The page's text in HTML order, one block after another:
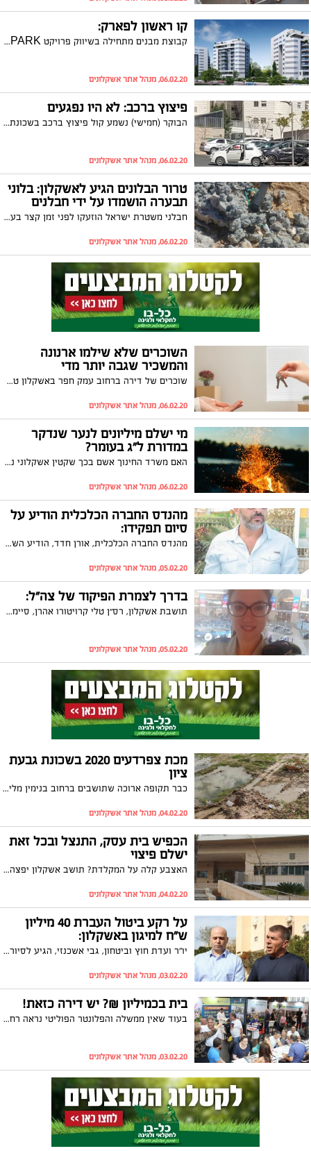
קו ראשון לפארק:
קבוצת מבנים מתחילה בשיווק פרויקט HOME PARK של החברה בעיר היין באשקלון. הבניה החלה
06.02.20, מנהל אתר אשקלונים
פיצוץ ברכב: לא היו נפגעים
הבוקר (חמישי) נשמע קול פיצוץ ברכב בשכונת ברנע. בעקבות זאת פרצה שריפה במקום, לא דווח על נפגעים
06.02.20, מנהל אתר אשקלונים
טרור הבלונים הגיע לאשקלון: בלוני
תבערה הושמדו על ידי חבלנים
חבלני משטרת ישראל הוזעקו לפני זמן קצר בעקבות בלונים חשודים שאותרו הבוקר (חמישי) בשטח פתוח באשקלון. אל הבלונים היה מחובר חפץ חשוד והתברר כי הם בלוני תבערה שהופרחו מכיוון רצועת עזה. פיצוץ עז נשמע באזור
06.02.20, מנהל אתר אשקלונים
השוכרים שלא שילמו ארנונה
והמשכיר שגבה יותר מדי
שוכרים של דירה ברחוב עמק חפר באשקלון טענו כי היא נמסרה להם כשהיא לא ראויה למגורים, בעל הדירה טען שהם לא שילמו ארנונה - מה פסק בית המשפט?
06.02.20, מנהל אתר אשקלונים
מי ישלם מיליונים לנער שנדקר
במדורת ל"ג בעומר?
האם משרד החינוך אשם בכך שקטין אשקלוני נדקר במהלך מדורת ל"ג בעומר בעיר? בית המשפט העליון הכריע לאחרונה בסוגיה יוצאת הדופן
06.02.20, מנהל אתר אשקלונים
מהנדס החברה הכלכלית הודיע על
סיום תפקידו:
מהנדס החברה הכלכלית, אורן חדד, הודיע השבוע על כוונתו לסיים את תפקידו בחודש אפריל הקרוב, זאת לאחר תשע שנים בתפקיד
05.02.20, מנהל אתר אשקלונים
בדרך לצמרת הפיקוד של צה"ל:
תושבת אשקלון, רס״ן טלי קרויטורו אהרן, סיימה בהצטיינות קורס פיקוד בכיר ותהיה האישה הראשונה בצה"ל שמקבלת את הפיקוד על יחידה מבצעית סגורה במנהל האזרחי בגזרת בית לחם. על המורכבות בזמן הסלמה בדרום כשהיא בבסיס וילדיה בממ"ד היא אומרת: "זהו אירוע מורכב המלווה בתחושות קשות כאמא, אך למזלי יש לי בעל מדהים שתופס את הפיקוד בבית ומגן על ילדינו בעוד אני נשארת בגזרה״
05.02.20, מנהל אתר אשקלונים
מכת צפרדעים 2020 בשכונת גבעת
ציון
כבר תקופה ארוכה שתושבים ברחוב בנימין מלינים על קרקורים מחרישי אוזניים בשעות הלילה. העירייה: "הצפרדעים משתייכים לקבוצת בעלי החיים המוגנים"
04.02.20, מנהל אתר אשקלונים
הכפיש בית עסק, התנצל ובכל זאת
ישלם פיצוי
האצבע קלה על המקלדת? תושב אשקלון יפצה מוכרת של בית עסק מוכר בעיר לאחר שפרסם פוסט מכפיש ברשת החברתית פייסבוק על השירות שקיבל במקום
04.02.20, מנהל אתר אשקלונים
על רקע ביטול העברת 40 מיליון
ש"ח למיגון באשקלון:
יו"ר ועדת חוץ וביטחון, גבי אשכנזי, הגיע לסיור בעיר בליווי המשנה לראש העיר, איתי סהר, ואמר כי יפעל לביטול ההחלטה בהקדם האפשרי שכן אם "הממשלה לא מספקת ביטחון, היא מחויבת לספק הגנה"
03.02.20, מנהל אתר אשקלונים
בית בכמיליון ₪? יש דירה כזאת!
בעוד שאין ממשלה והפלונטר הפוליטי נראה רחוק מלהסתיים, מאות מתעניינים אישרו הגעתם ליריד הדירות הגדול שיתקיים ביום שישי השבוע באשקלון. מפיקת היריד, אודליה דדון: "הבועה כבר לא קיימת, ביריד יימכרו גם דירות ב-880 אלף ש"ח"
03.02.20, מנהל אתר אשקלונים